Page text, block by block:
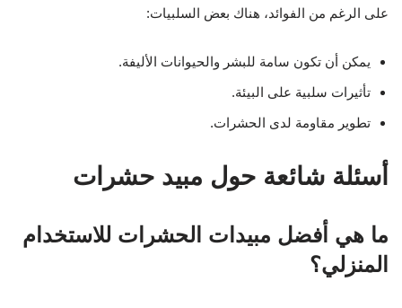
على الرغم من الفوائد، هناك بعض السلبيات:
يمكن أن تكون سامة للبشر والحيوانات الأليفة.
تأثيرات سلبية على البيئة.
تطوير مقاومة لدى الحشرات.
أسئلة شائعة حول مبيد حشرات
ما هي أفضل مبيدات الحشرات للاستخدام
المنزلي؟